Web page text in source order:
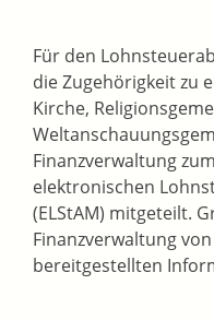
Für den
die Zugehörigkeit zu
Kirche,
Finanzverwaltung
elektronischen
(ELStAM) mitgeteilt.
Finanzverwaltung
bereitgestellten